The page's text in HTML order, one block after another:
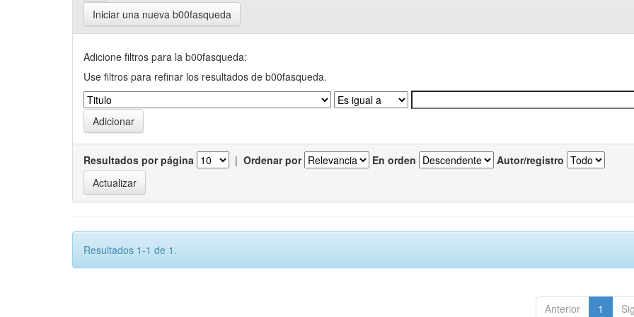
Iniciar una nueva b00fasqueda
Adicione filtros para la b00fasqueda:
Use filtros para refinar los resultados de b00fasqueda.
Resultados por página | Ordenar por En orden Autor/registro
Resultados 1-1 de 1.
Anterior 1